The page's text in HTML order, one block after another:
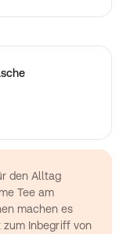
den Alltag
Tee am
machen es
Inbegriff von